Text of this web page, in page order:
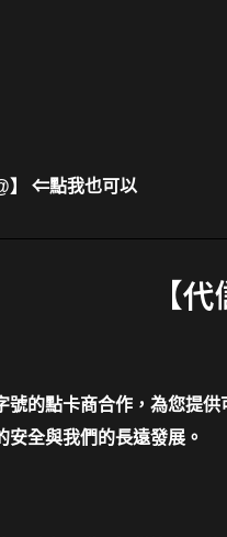
】 ⇐點我也可以
【
的點卡商合作，為您提
全與我們的長遠發展。